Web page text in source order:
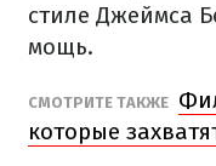
стиле Джеймса
мощь.
СМОТРИТЕ ТАКЖЕ
которые